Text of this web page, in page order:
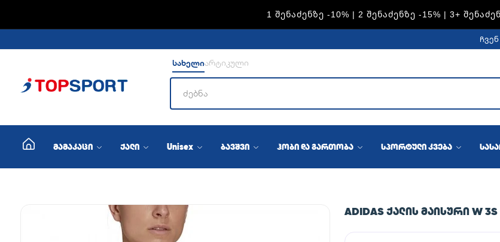
ADIDAS — 1 ᲨᲔᲜᲐᲫᲔᲜᲖᲔ -15% | 2 ᲨᲔᲜᲐᲫᲔᲜᲖᲔ -20% | 3+
სახელიარტიკული
მამაკაცი ქალი Unisex ბავშვი ჰობი და გართობა სპორტული კვება
ADIDAS ᲥᲐᲚᲘᲡ ᲛᲐᲘᲡᲣᲠᲘ W 3S